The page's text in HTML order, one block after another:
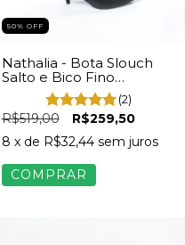
50% OFF
Nathalia - Bota Slouch
Salto e Bico Fino
Feminino Napa Preta
(2)
R$519,00
R$259,50
8 x de R$32,44 sem juros
COMPRAR